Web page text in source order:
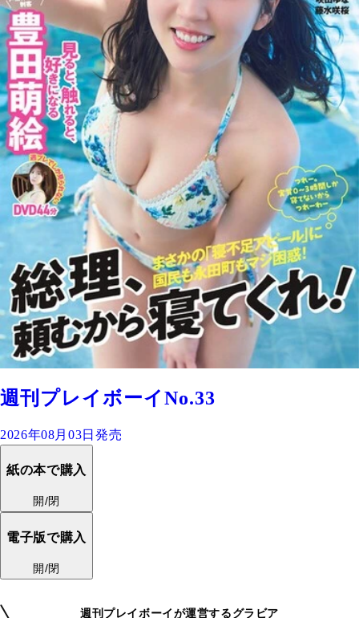
週刊プレイボーイNo.33
2026年08月03日発売
紙の本で購入
開/閉
電子版で購入
開/閉
週刊プレイボーイが運営するグラビア